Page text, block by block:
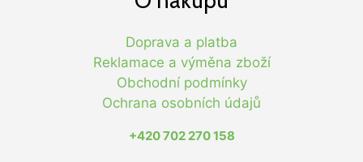
Doprava a platba
Reklamace a výměna zboží
Obchodní podmínky
Ochrana osobních údajů
+420 702 270 158